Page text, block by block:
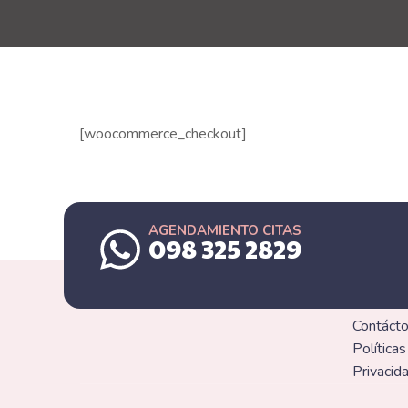
[woocommerce_checkout]
AGENDAMIENTO CITAS
098 325 2829
Contácto